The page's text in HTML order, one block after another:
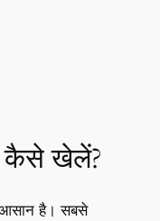
कैसे खेलें?
है। सबसे